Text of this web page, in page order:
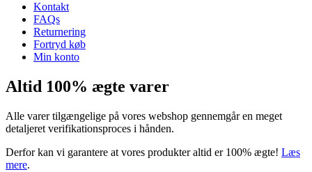
Kontakt
FAQs
Returnering
Fortryd køb
Min konto
Altid 100% ægte varer
Alle varer tilgængelige på vores webshop gennemgår en meget
detaljeret verifikationsproces i hånden.
Derfor kan vi garantere at vores produkter altid er 100% ægte! Læs
mere.